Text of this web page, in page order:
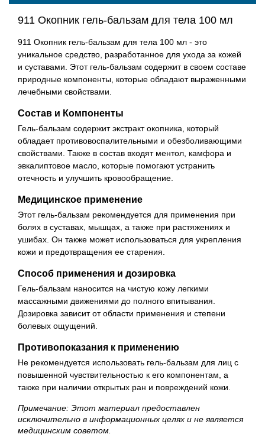
911 Окопник гель-бальзам для тела 100 мл
911 Окопник гель-бальзам для тела 100 мл - это
уникальное средство, разработанное для ухода за кожей
и суставами. Этот гель-бальзам содержит в своем составе
природные компоненты, которые обладают выраженными
лечебными свойствами.
Состав и Компоненты
Гель-бальзам содержит экстракт окопника, который
обладает противовоспалительными и обезболивающими
свойствами. Также в состав входят ментол, камфора и
эвкалиптовое масло, которые помогают устранить
отечность и улучшить кровообращение.
Медицинское применение
Этот гель-бальзам рекомендуется для применения при
болях в суставах, мышцах, а также при растяжениях и
ушибах. Он также может использоваться для укрепления
кожи и предотвращения ее старения.
Способ применения и дозировка
Гель-бальзам наносится на чистую кожу легкими
массажными движениями до полного впитывания.
Дозировка зависит от области применения и степени
болевых ощущений.
Противопоказания к применению
Не рекомендуется использовать гель-бальзам для лиц с
повышенной чувствительностью к его компонентам, а
также при наличии открытых ран и повреждений кожи.
Примечание: Этот материал предоставлен
исключительно в информационных целях и не является
медицинским советом.